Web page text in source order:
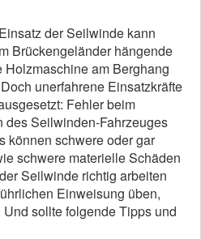
der Seilwinde kann
Brückengeländer hängende
Holzmaschine am Berghang
unerfahrene Einsatzkräfte
Fehler beim
des Seilwinden-Fahrzeuges
können schwere oder gar
schwere materielle Schäden
Seilwinde richtig arbeiten
Einweisung üben,
sollte folgende Tipps und